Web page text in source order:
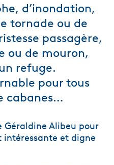
d’inondation,
tornade ou de
passagère,
ou de mouron,
refuge.
pour tous
cabanes…
Géraldine Alibeu pour
intéressante et digne